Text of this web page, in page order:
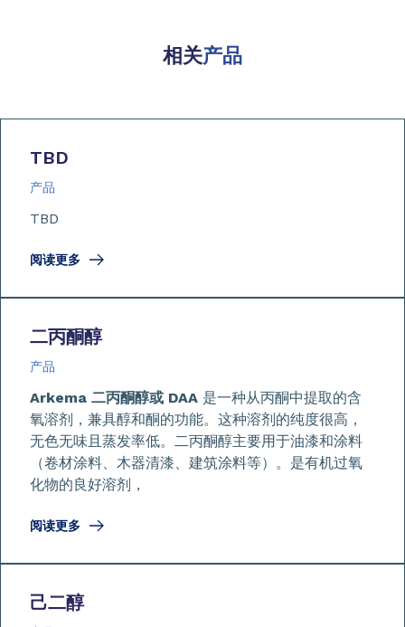
相关产品
TBD
产品
TBD
阅读更多
二丙酮醇
产品
Arkema 二丙酮醇或 DAA 是一种从丙酮中提取的含
氧溶剂，兼具醇和酮的功能。这种溶剂的纯度很高，
无色无味且蒸发率低。二丙酮醇主要用于油漆和涂料
（卷材涂料、木器清漆、建筑涂料等）。是有机过氧
化物的良好溶剂，
阅读更多
己二醇